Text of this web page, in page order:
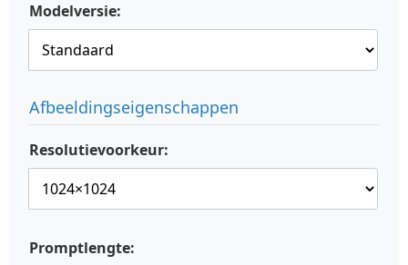
Modelversie:
Afbeeldingseigenschappen
Resolutievoorkeur:
Promptlengte: